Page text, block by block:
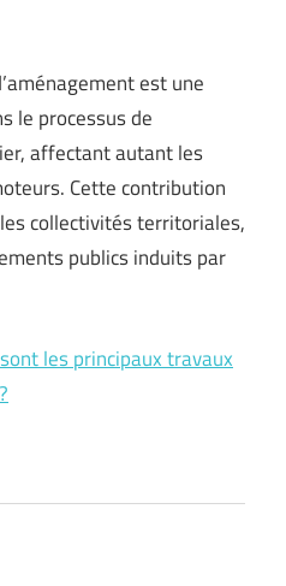
est une
le processus de
affectant autant les
Cette contribution
collectivités territoriales,
publics induits par
les principaux travaux